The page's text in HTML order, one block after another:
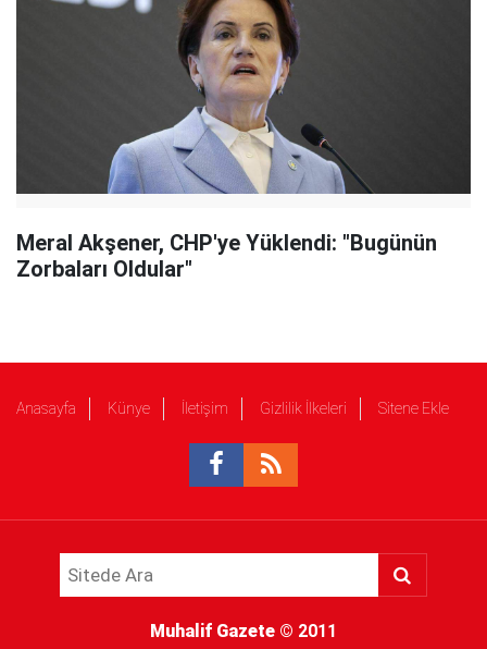
Meral Akşener, CHP'ye Yüklendi: "Bugünün
Zorbaları Oldular"
Anasayfa Künye İletişim Gizlilik İlkeleri Sitene Ekle
Muhalif Gazete © 2011